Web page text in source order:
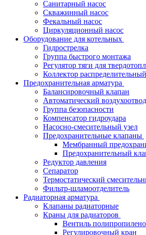
Санитарный насос
Скважинный насос
Фекальный насос
Циркуляционный насос
Оборудование для котельных
Гидрострелка
Группа быстрого монтажа
Регулятор тяги для
Коллектор распределительный
Предохранительная арматура
Балансировочный клапан
Автоматический
Группа безопасности
Компенсатор гидроудара
Насосно-смесительный узел
Предохранительные клапаны
Мембранный
Предохранительный
Редуктор давления
Сепаратор
Термостатический
Фильтр-шламоотделитель
Радиаторная арматура
Клапаны радиаторные
Краны для радиаторов
Вентиль
Регулировочный кран